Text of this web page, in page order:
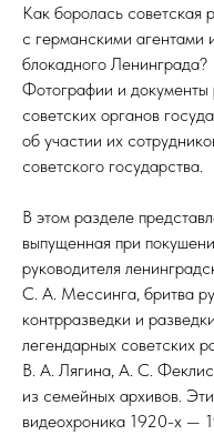
Как боролась советская
с германскими агентами
блокадного Ленинграда?
Фотографии и
советских органов
об участии их
советского государства.
В этом разделе
выпущенная при
руководителя
С. А. Мессинга, бритва
контрразведки и
легендарных советских
В. А. Лягина, А. С.
из семейных архивов.
видеохроника 1920-х —